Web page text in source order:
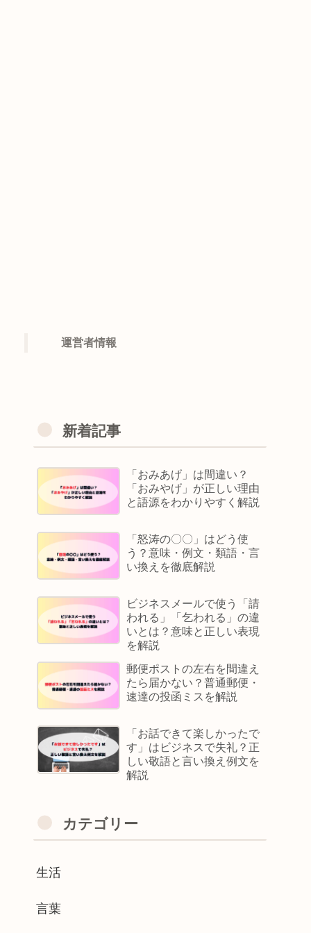
運営者情報
新着記事
「おみあげ」は間違い？
「おみやげ」が正しい理由
と語源をわかりやすく解説
「怒涛の〇〇」はどう使
う？意味・例文・類語・言
い換えを徹底解説
ビジネスメールで使う「請
われる」「乞われる」の違
いとは？意味と正しい表現
を解説
郵便ポストの左右を間違え
たら届かない？普通郵便・
速達の投函ミスを解説
「お話できて楽しかったで
す」はビジネスで失礼？正
しい敬語と言い換え例文を
解説
カテゴリー
生活
言葉